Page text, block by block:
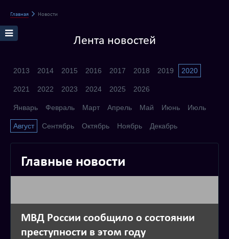
Главная Новости
Лента новостей
2013 2014 2015 2016 2017 2018 2019 2020
2021 2022 2023 2024 2025 2026
Январь Февраль Март Апрель Май Июнь Июль
Август Сентябрь Октябрь Ноябрь Декабрь
Главные новости
МВД России сообщило о состоянии
преступности в этом году